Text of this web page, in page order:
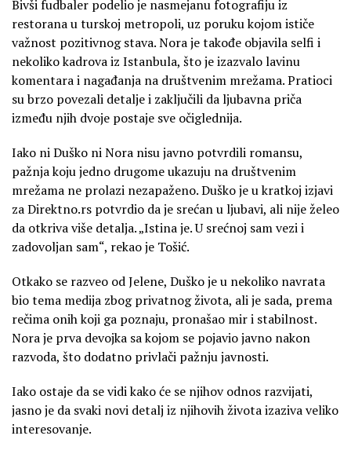
Bivši fudbaler podelio je nasmejanu fotografiju iz
restorana u turskoj metropoli, uz poruku kojom ističe
važnost pozitivnog stava. Nora je takođe objavila selfi i
nekoliko kadrova iz Istanbula, što je izazvalo lavinu
komentara i nagađanja na društvenim mrežama. Pratioci
su brzo povezali detalje i zaključili da ljubavna priča
između njih dvoje postaje sve očiglednija.
Iako ni Duško ni Nora nisu javno potvrdili romansu,
pažnja koju jedno drugome ukazuju na društvenim
mrežama ne prolazi nezapaženo. Duško je u kratkoj izjavi
za Direktno.rs potvrdio da je srećan u ljubavi, ali nije želeo
da otkriva više detalja. „Istina je. U srećnoj sam vezi i
zadovoljan sam“, rekao je Tošić.
Otkako se razveo od Jelene, Duško je u nekoliko navrata
bio tema medija zbog privatnog života, ali je sada, prema
rečima onih koji ga poznaju, pronašao mir i stabilnost.
Nora je prva devojka sa kojom se pojavio javno nakon
razvoda, što dodatno privlači pažnju javnosti.
Iako ostaje da se vidi kako će se njihov odnos razvijati,
jasno je da svaki novi detalj iz njihovih života izaziva veliko
interesovanje.